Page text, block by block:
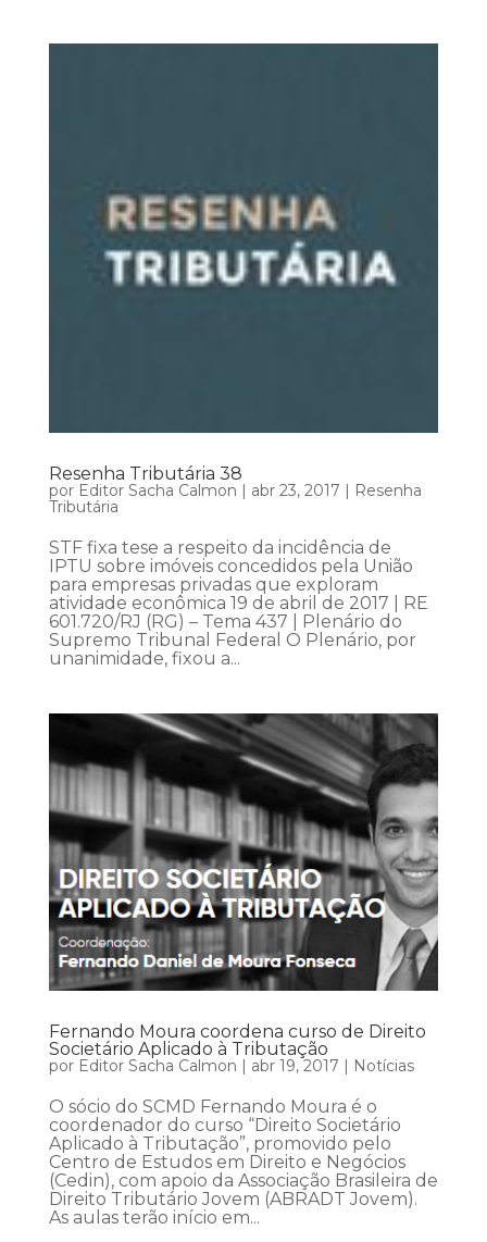
Resenha Tributária 38
por Editor Sacha Calmon | abr 23, 2017 | Resenha
Tributária
STF fixa tese a respeito da incidência de
IPTU sobre imóveis concedidos pela União
para empresas privadas que exploram
atividade econômica 19 de abril de 2017 | RE
601.720/RJ (RG) – Tema 437 | Plenário do
Supremo Tribunal Federal O Plenário, por
unanimidade, fixou a...
Fernando Moura coordena curso de Direito
Societário Aplicado à Tributação
por Editor Sacha Calmon | abr 19, 2017 | Notícias
O sócio do SCMD Fernando Moura é o
coordenador do curso “Direito Societário
Aplicado à Tributação”, promovido pelo
Centro de Estudos em Direito e Negócios
(Cedin), com apoio da Associação Brasileira de
Direito Tributário Jovem (ABRADT Jovem).
As aulas terão início em...